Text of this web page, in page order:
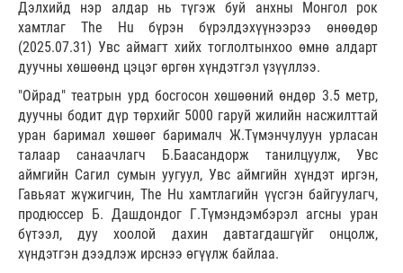
Дэлхийд нэр алдар нь түгэж буй анхны Монгол рок
хамтлаг The Hu бүрэн бүрэлдэхүүнээрээ өнөөдөр
(2025.07.31) Увс аймагт хийх тоглолтынхоо өмнө алдарт
дуучны хөшөөнд цэцэг өргөн хүндэтгэл үзүүллээ.
"Ойрад" театрын урд босгосон хөшөөний өндөр 3.5 метр,
дуучны бодит дүр төрхийг 5000 гаруй жилийн насжилттай
уран баримал хөшөөг барималч Ж.Түмэнчулуун урласан
талаар санаачлагч Б.Баасандорж танилцуулж, Увс
аймгийн Сагил сумын уугуул, Увс аймгийн хүндэт иргэн,
Гавьяат жүжигчин, The Hu хамтлагийн үүсгэн байгуулагч,
продюссер Б. Дашдондог Г.Түмэндэмбэрэл агсны уран
бүтээл, дуу хоолой дахин давтагдашгүйг онцолж,
хүндэтгэн дээдлэж ирснээ өгүүлж байлаа.